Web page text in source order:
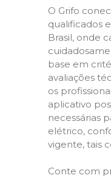
O Grifo
qualificados
Brasil, onde
base em
avaliações
os
aplicativo
necessárias
elétrico,
vigente, tais
Conte com